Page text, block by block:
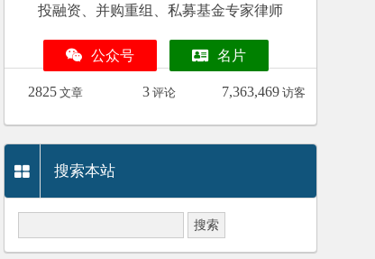
投融资、并购重组、私募基金专家律师
公众号 名片
2825 文章 3 评论 7,363,469 访客
搜索本站